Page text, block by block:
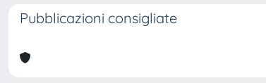
Pubblicazioni consigliate